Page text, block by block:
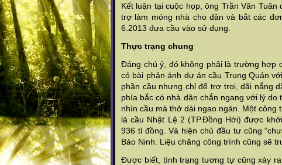
Kết luận tại cuộc họp, ông Trần Văn
trợ làm móng nhà cho dân và bắt các
6.2013 đưa cầu vào sử dụng.
Thực trạng chung
Đáng chú ý, đó không phải là trường hợp
có bài phản ánh dự án cầu Trung Quán
phần cầu nhưng chỉ để trơ trọi, dãi nắng
phía bắc có nhà dân chắn ngang với lý
nhìn cầu mà thở dài ngao ngán. Một
là cầu Nhật Lệ 2 (TP.Đồng Hới) được
936 tỉ đồng. Và hiện chủ đầu tư cũng
Bảo Ninh. Liệu chăng công trình cũng sẽ
Được biết, tình trạng tương tự cũng xảy